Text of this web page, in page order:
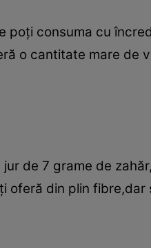
poţi consuma cu
o cantitate mare
de 7 grame de
din plin fibre,dar